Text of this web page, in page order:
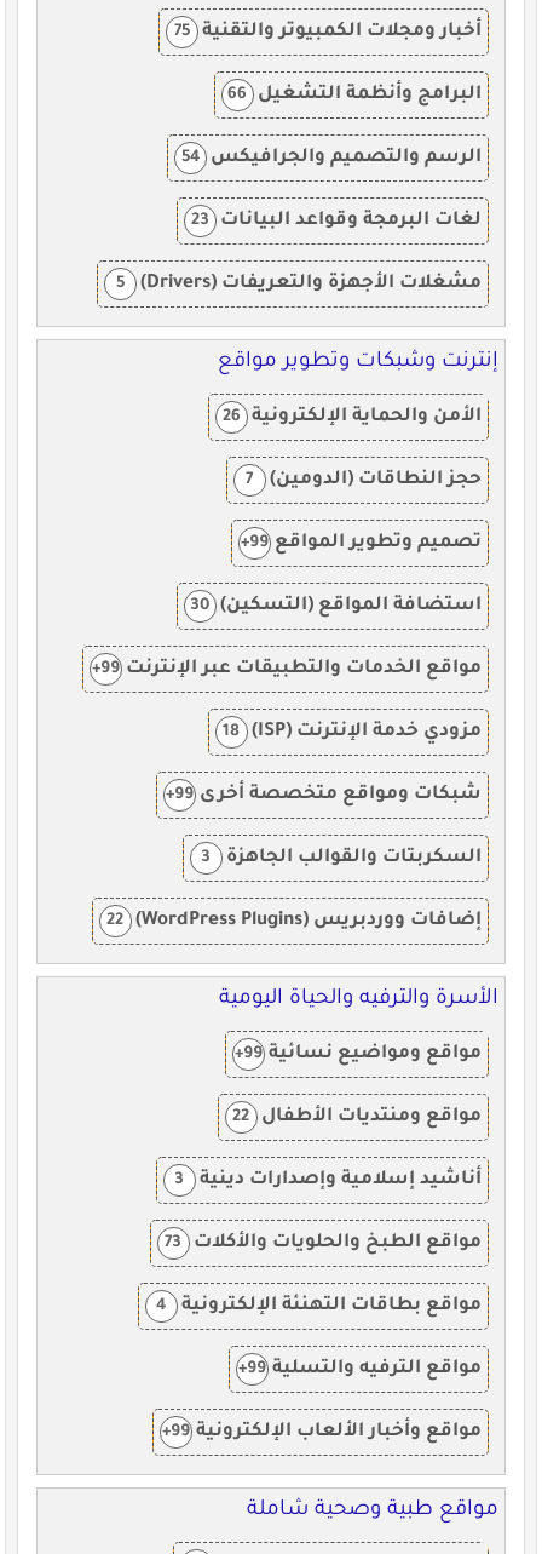
أخبار ومجلات الكمبيوتر والتقنية 75
البرامج وأنظمة التشغيل 66
الرسم والتصميم والجرافيكس 54
لغات البرمجة وقواعد البيانات 23
مشغلات الأجهزة والتعريفات (Drivers) 5
إنترنت وشبكات وتطوير مواقع
الأمن والحماية الإلكترونية 26
حجز النطاقات (الدومين) 7
تصميم وتطوير المواقع 99+
استضافة المواقع (التسكين) 30
مواقع الخدمات والتطبيقات عبر الإنترنت 99+
مزودي خدمة الإنترنت (ISP) 18
شبكات ومواقع متخصصة أخرى 99+
السكربتات والقوالب الجاهزة 3
إضافات ووردبريس (WordPress Plugins) 22
الأسرة والترفيه والحياة اليومية
مواقع ومواضيع نسائية 99+
مواقع ومنتديات الأطفال 22
أناشيد إسلامية وإصدارات دينية 3
مواقع الطبخ والحلويات والأكلات 73
مواقع بطاقات التهنئة الإلكترونية 4
مواقع الترفيه والتسلية 99+
مواقع وأخبار الألعاب الإلكترونية 99+
مواقع طبية وصحية شاملة